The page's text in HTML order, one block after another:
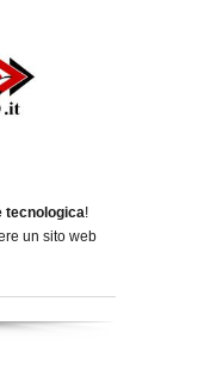
tecnologica!
un sito web